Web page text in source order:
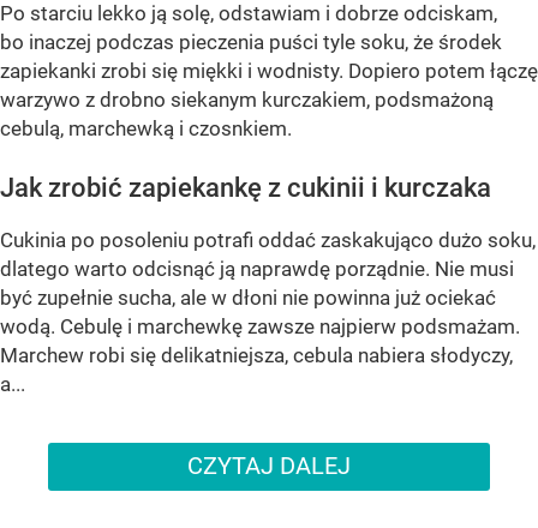
Po starciu lekko ją solę, odstawiam i dobrze odciskam,
bo inaczej podczas pieczenia puści tyle soku, że środek
zapiekanki zrobi się miękki i wodnisty. Dopiero potem łączę
warzywo z drobno siekanym kurczakiem, podsmażoną
cebulą, marchewką i czosnkiem.
Jak zrobić zapiekankę z cukinii i kurczaka
Cukinia po posoleniu potrafi oddać zaskakująco dużo soku,
dlatego warto odcisnąć ją naprawdę porządnie. Nie musi
być zupełnie sucha, ale w dłoni nie powinna już ociekać
wodą. Cebulę i marchewkę zawsze najpierw podsmażam.
Marchew robi się delikatniejsza, cebula nabiera słodyczy,
a...
CZYTAJ DALEJ